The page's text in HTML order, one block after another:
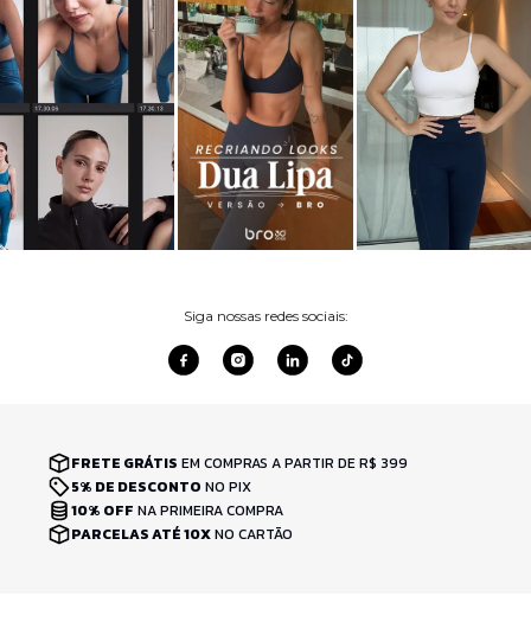
Siga nossas redes sociais:
FRETE GRÁTIS EM COMPRAS A PARTIR DE R$ 399
5% DE DESCONTO NO PIX
10% OFF NA PRIMEIRA COMPRA
PARCELAS ATÉ 10XNO CARTÃO